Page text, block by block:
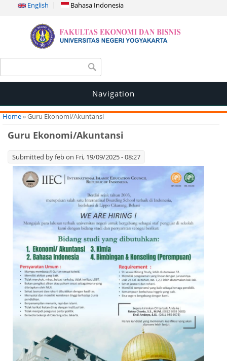
English Bahasa Indonesia
Search form
Navigation
You are here
Home» Guru Ekonomi/Akuntansi
Guru Ekonomi/Akuntansi
Submitted byfebon Fri, 19/09/2025 - 08:27